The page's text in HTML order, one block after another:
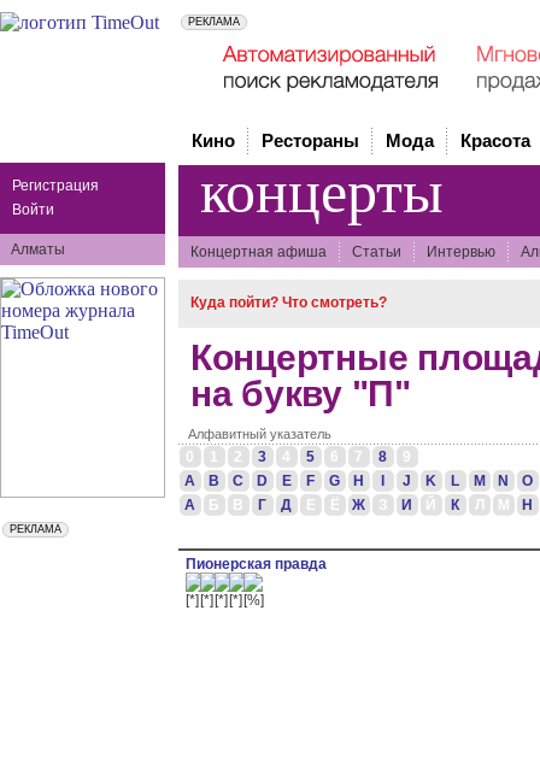
Регистрация
Войти
Алматы
Кино Рестораны Мода Красота
концерты
Концертная афиша Статьи Интервью
Куда пойти? Что смотреть?
Концертные
на букву "П"
Алфавитный указатель
0 1 2 3 4 5 6 7 8
9
A
B C D E F G H J K L M N
O
А
Б В Г Д Е Ё Ж З И Й К Л М Н
Пионерская правда